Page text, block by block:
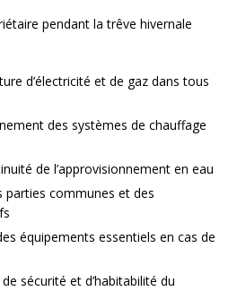
pendant la trêve hivernale
d’électricité et de gaz dans tous
des systèmes de chauffage
de l’approvisionnement en eau
parties communes et des
équipements essentiels en cas de
sécurité et d’habitabilité du